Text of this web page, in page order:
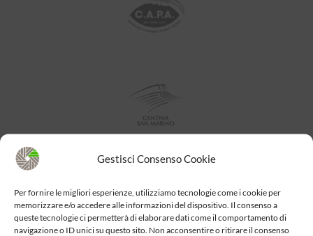
Gestisci Consenso Cookie
Per fornire le migliori esperienze, utilizziamo tecnologie come i cookie per
memorizzare e/o accedere alle informazioni del dispositivo. Il consenso a
queste tecnologie ci permetterà di elaborare dati come il comportamento di
navigazione o ID unici su questo sito. Non acconsentire o ritirare il consenso